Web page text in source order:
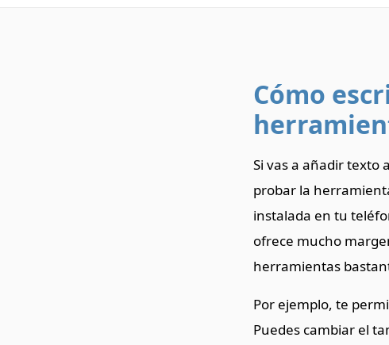
Cómo
Si vas a añadir texto
probar la
instalada en tu
ofrece mucho
herramientas
Por ejemplo, te
Puedes cambiar el